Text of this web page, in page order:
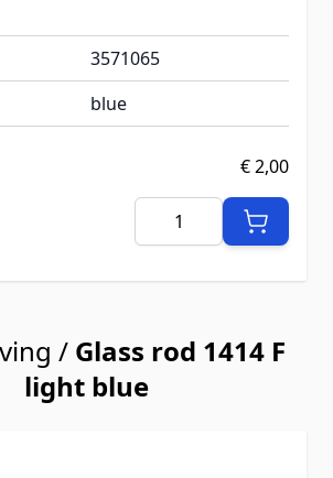
3571065
blue
€ 2,00
Aantal
/ Glass rod 1414 F
light blue